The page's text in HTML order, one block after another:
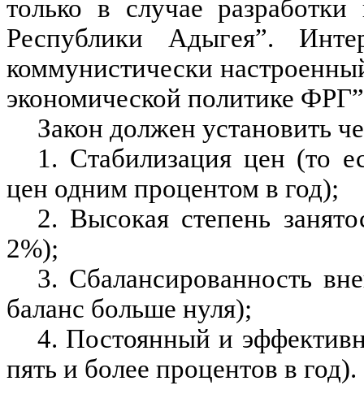
только в случае
Республики Адыгея”.
коммунистически
экономической политике
Закон должен установить
1. Стабилизация цен (то
цен одним процентом в год);
2. Высокая степень
2%);
3. Сбалансированность
баланс больше нуля);
4. Постоянный и
пять и более процентов в год).